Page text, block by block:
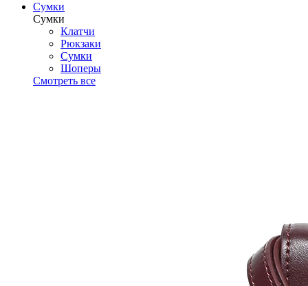
Сумки
Сумки
Клатчи
Рюкзаки
Сумки
Шоперы
Смотреть все